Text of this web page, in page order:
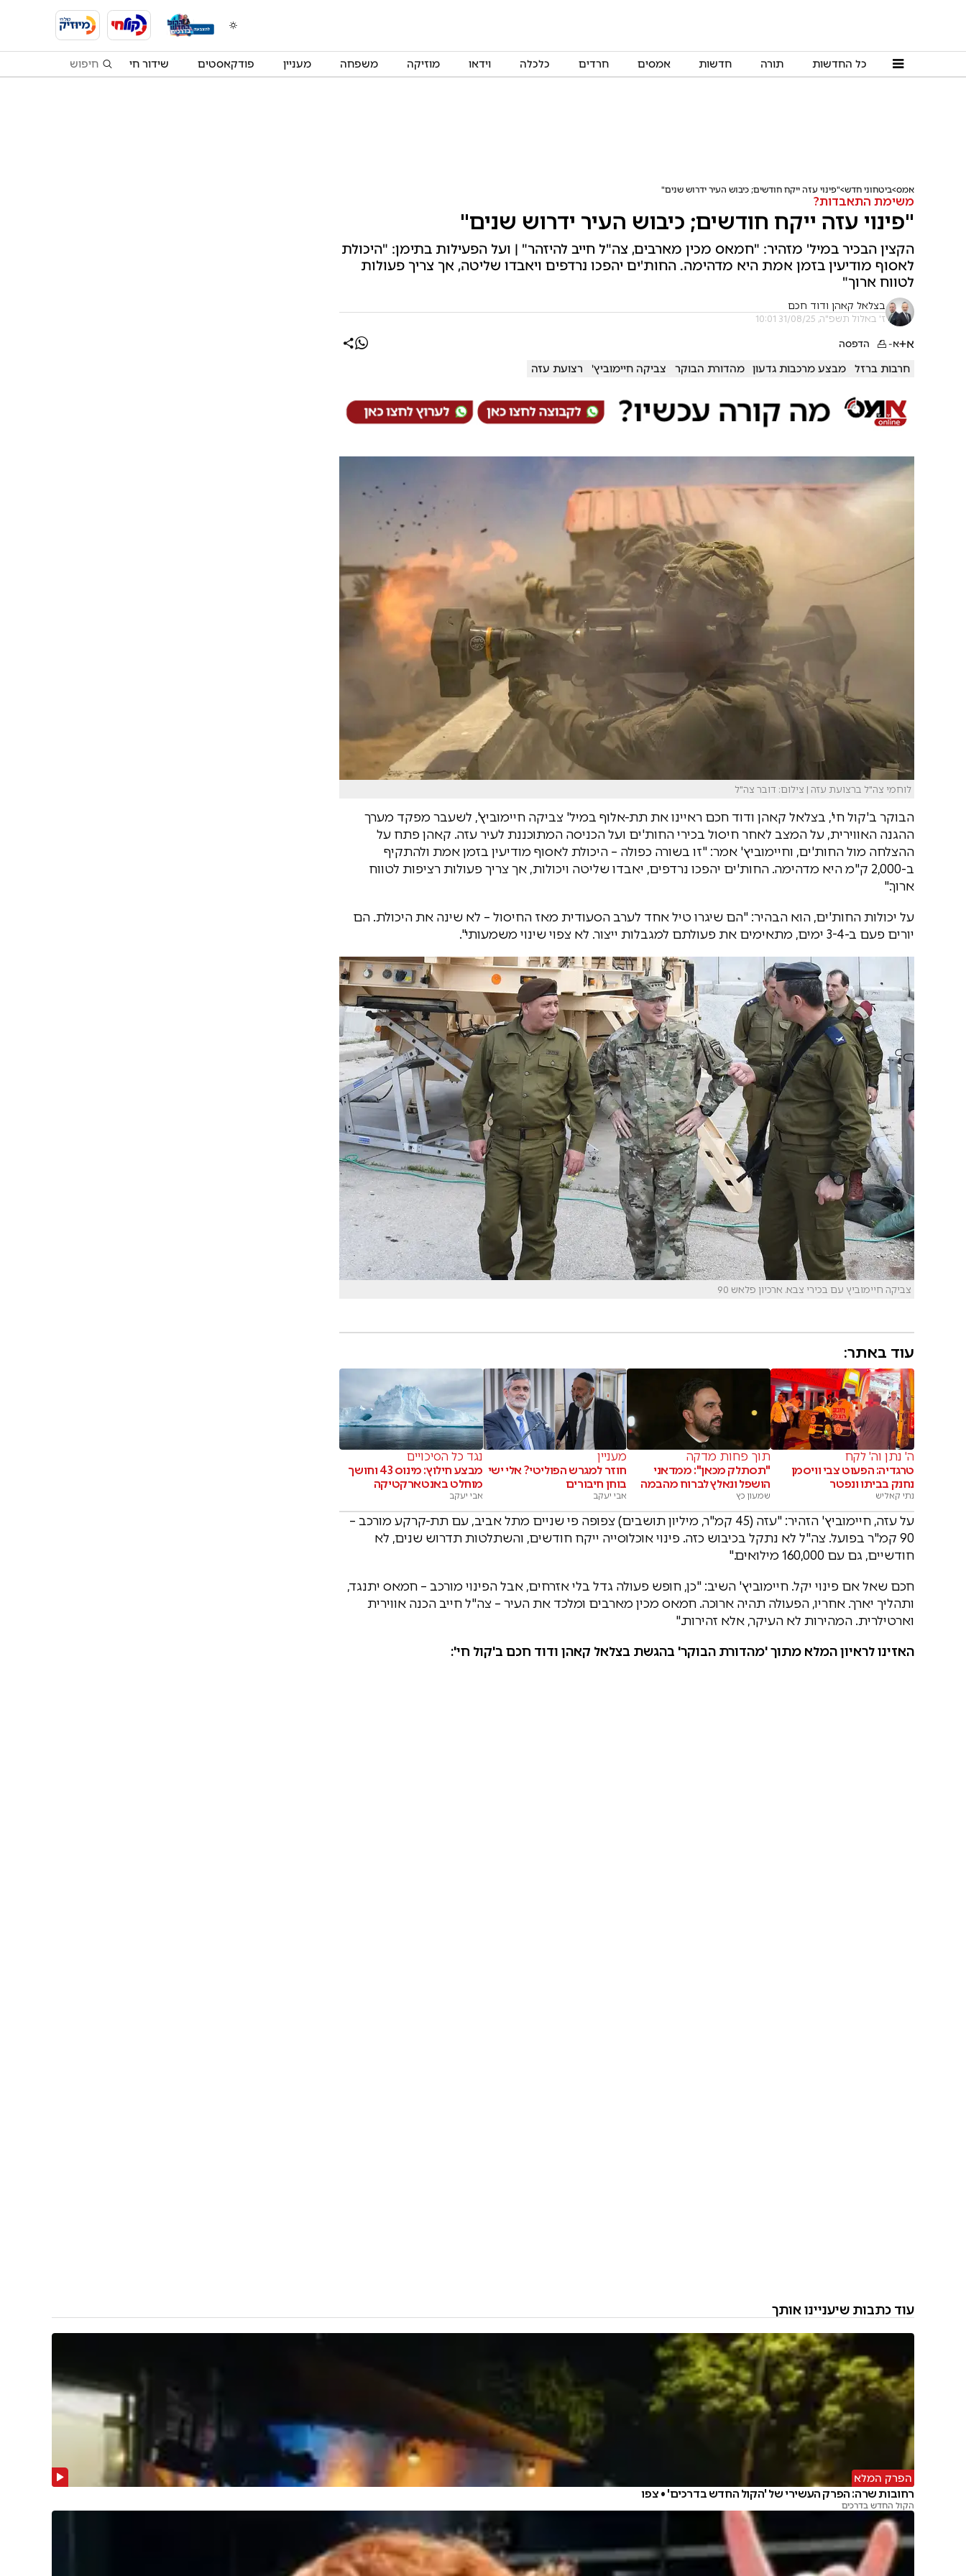
כל החדשות תורה חדשות אמסים חרדים כלכלה וידאו מוזיקה משפחה מעניין פודקאסטים שידור חי
אמס ביטחוני חדש "פינוי עזה ייקח חודשים; כיבוש העיר ידרוש שנים"
משימת התאבדות?
"פינוי עזה ייקח חודשים; כיבוש העיר ידרוש שנים"
הקצין הבכיר במיל' מזהיר: "חמאס מכין מארבים, צה"ל חייב להיזהר" | ועל הפעילות בתימן: "היכולת
לאסוף מודיעין בזמן אמת היא מדהימה. החות'ים יהפכו נרדפים ויאבדו שליטה, אך צריך פעולות
לטווח ארוך"
בצלאל קאהן ודוד חכם
ז' באלול תשפ"ה, 31/08/25 10:01
א+א- הדפסה
חרבות ברזל מבצע מרכבות גדעון מהדורת הבוקר צביקה חיימוביץ' רצועת עזה
לוחמי צה"ל ברצועת עזה | צילום: דובר צה"ל
הבוקר ב'קול חי', בצלאל קאהן ודוד חכם ראיינו את תת-אלוף במיל' צביקה חיימוביץ', לשעבר מפקד מערך
ההגנה האווירית, על המצב לאחר חיסול בכירי החות'ים ועל הכניסה המתוכננת לעיר עזה. קאהן פתח על
ההצלחה מול החות'ים, וחיימוביץ' אמר: "זו בשורה כפולה – היכולת לאסוף מודיעין בזמן אמת ולהתקיף
ב-2,000 ק"מ היא מדהימה. החות'ים יהפכו נרדפים, יאבדו שליטה ויכולות, אך צריך פעולות רציפות לטווח
ארוך."
על יכולות החות'ים, הוא הבהיר: "הם שיגרו טיל אחד לערב הסעודית מאז החיסול – לא שינה את היכולת. הם
יורים פעם ב-3-4 ימים, מתאימים את פעולתם למגבלות ייצור. לא צפוי שינוי משמעותי".
צביקה חיימוביץ עם בכירי צבא. ארכיון פלאש 90
עוד באתר:
ה' נתן וה' לקח
טרגדיה: הפעוט צבי וויסמן
נחנק בביתו ונפטר
נתי קאליש
תוך פחות מדקה
"תסתלק מכאן": ממדאני
הושפל ונאלץ לברוח מהבמה
שמעון כץ
מעניין
חוזר למגרש הפוליטי? אלי ישי
בוחן חיבורים
אבי יעקב
נגד כל הסיכויים
מבצע חילוץ: מינוס 43 וחושך
מוחלט באנטארקטיקה
אבי יעקב
על עזה, חיימוביץ' הזהיר: "עזה (45 קמ"ר, מיליון תושבים) צפופה פי שניים מתל אביב, עם תת-קרקע מורכב –
90 קמ"ר בפועל. צה"ל לא נתקל בכיבוש כזה. פינוי אוכלוסייה ייקח חודשים, והשתלטות תדרוש שנים, לא
חודשיים, גם עם 160,000 מילואים."
חכם שאל אם פינוי יקל. חיימוביץ' השיב: "כן, חופש פעולה גדל בלי אזרחים, אבל הפינוי מורכב – חמאס יתנגד,
ותהליך יארך. אחריו, הפעולה תהיה ארוכה. חמאס מכין מארבים ומלכד את העיר – צה"ל חייב הכנה אווירית
וארטילרית. המהירות לא העיקר, אלא זהירות."
האזינו לראיון המלא מתוך 'מהדורת הבוקר' בהגשת בצלאל קאהן ודוד חכם ב'קול חי':
עוד כתבות שיעניינו אותך
הפרק המלא
רחובות שרה: הפרק העשירי של 'הקול החדש בדרכים' • צפו
הקול החדש בדרכים